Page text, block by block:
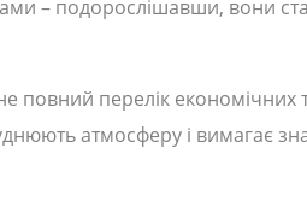
– подорослішавши, вони
повний перелік економічних
атмосферу і вимагає